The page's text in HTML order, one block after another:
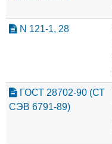
N 121-1, 28
ГОСТ 28702-90 (СТ
СЭВ 6791-89)